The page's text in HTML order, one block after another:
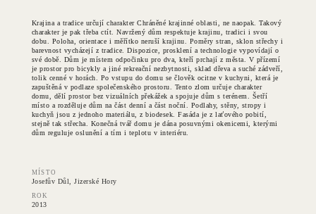
Krajina a tradice určují charakter Chráněné krajinné oblasti, ne naopak. Takový
charakter je pak třeba ctít. Navržený dům respektuje krajinu, tradici i svou
dobu. Poloha, orientace i měřítko neruší krajinu. Poměry stran, sklon střechy i
barevnost vycházejí z tradice. Dispozice, prosklení a technologie vypovídají o
své době. Dům je místem odpočinku pro dva, kteří prchají z města. V přízemí
je prostor pro bicykly a jiné rekreační nezbytnosti, sklad dřeva a suché zádveří,
tolik cenné v horách. Po vstupu do domu se člověk ocitne v kuchyni, která je
zapuštěná v podlaze společenského prostoru. Tento zlom určuje charakter
domu, dělí prostor bez vizuálních překážek a spojuje dům s terénem. Šetří
místo a rozděluje dům na část denní a část noční. Podlahy, stěny, stropy i
kuchyň jsou z jednoho materiálu, z biodesek. Fasáda je z laťového pobití,
stejně tak střecha. Konečná tvář domu je dána posuvnými okenicemi, kterými
dům reguluje oslunění a tím i teplotu v interiéru.
MÍSTO
Josefův Důl, Jizerské Hory
ROK
2013